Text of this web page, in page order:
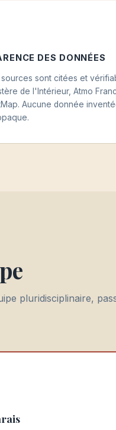
DES DONNÉES
sont citées et
de l'Intérieur, Atmo
Aucune donnée
pluridisciplinaire,